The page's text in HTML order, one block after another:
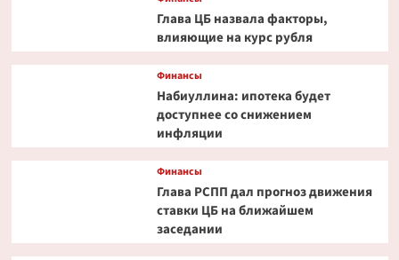
Глава ЦБ назвала факторы,
влияющие на курс рубля
Финансы
Набиуллина: ипотека будет
доступнее со снижением
инфляции
Финансы
Глава РСПП дал прогноз движения
ставки ЦБ на ближайшем
заседании